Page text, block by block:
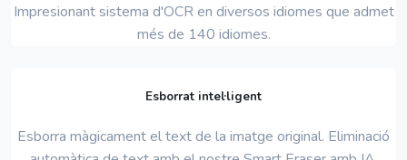
Impresionant sistema d'OCR en diversos idiomes que admet
més de 140 idiomes.
Esborrat intel·ligent
Esborra màgicament el text de la imatge original. Eliminació